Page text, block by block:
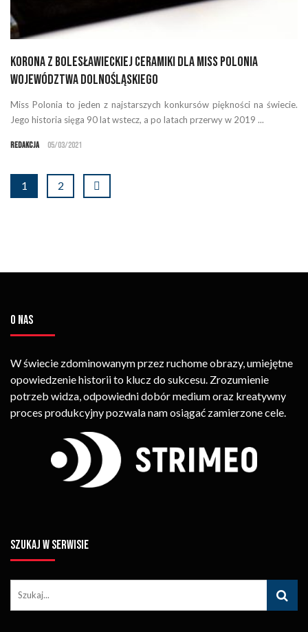
Korona z bolesławieckiej ceramiki dla Miss Polonia
Województwa Dolnośląskiego
Miss Polonia to jeden z najstarszych konkursów piękności na świecie.
Jego historia sięga 90 lat wstecz, a po latach przerwy w 2019 ...
Redakcja 05/03/2021
1 2
O NAS
W świecie zdominowanym przez ruchome obrazy, umiejętne
opowiedzenie historii to klucz do sukcesu. Zrozumienie
potrzeb widza, odpowiedni dobór medium oraz kreatywny
proces produkcyjny pozwala nam osiągać zamierzone cele.
SZUKAJ W SERWISIE